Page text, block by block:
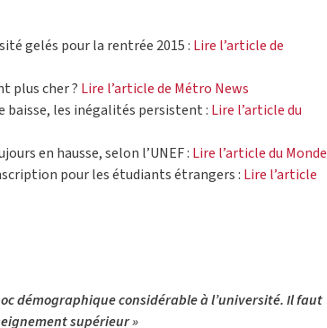
gelés pour la rentrée 2015 : Lire l’article de
plus cher ? Lire l’article de Métro News
baisse, les inégalités persistent : Lire l’article du
en hausse, selon l’UNEF : Lire l’article du Monde
pour les étudiants étrangers : Lire l’article
démographique considérable à l’université. Il faut
supérieur »